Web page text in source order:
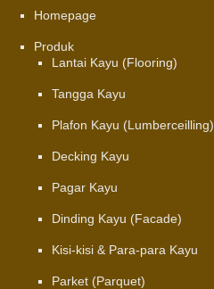
Homepage
Produk
Lantai Kayu (Flooring)
Tangga Kayu
Plafon Kayu (Lumberceilling)
Decking Kayu
Pagar Kayu
Dinding Kayu (Facade)
Kisi-kisi & Para-para Kayu
Parket (Parquet)